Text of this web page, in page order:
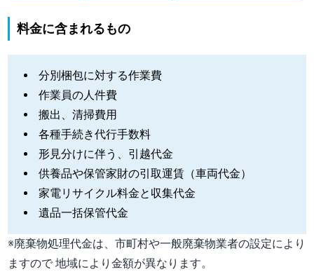
料金に含まれるもの
分別梱包に対する作業費
作業員の人件費
搬出、清掃費用
各種手続き代行手数料
形見分けに伴う、引越代金
供養品や保管家財の引取運賃（車両代金）
家電リサイクル料金と収集代金
遺品一括保管代金
※廃棄物処理代金は、市町村や一般廃棄物業者の設定により
ますので 地域により金額が異なります。